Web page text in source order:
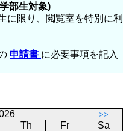
部生対象)
に限り、閲覧室を特別に利
申請書 に必要事項を記入
>>
Th Fr
Sa